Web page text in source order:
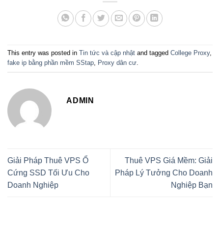
This entry was posted in Tin tức và cập nhật and tagged College Proxy,
fake ip bằng phần mềm SStap, Proxy dân cư.
ADMIN
Giải Pháp Thuê VPS Ổ
Cứng SSD Tối Ưu Cho
Doanh Nghiệp
Thuê VPS Giá Mềm: Giải
Pháp Lý Tưởng Cho Doanh
Nghiệp Bạn